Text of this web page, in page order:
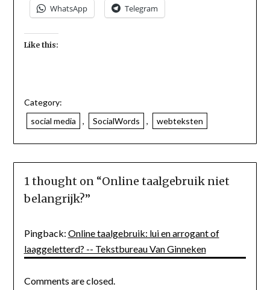
WhatsApp Telegram
Like this:
Category:
social media
, SocialWords , webteksten
1 thought on “Online taalgebruik niet
belangrijk?”
Pingback: Online taalgebruik: lui en arrogant of
laaggeletterd? -- Tekstbureau Van Ginneken
Comments are closed.